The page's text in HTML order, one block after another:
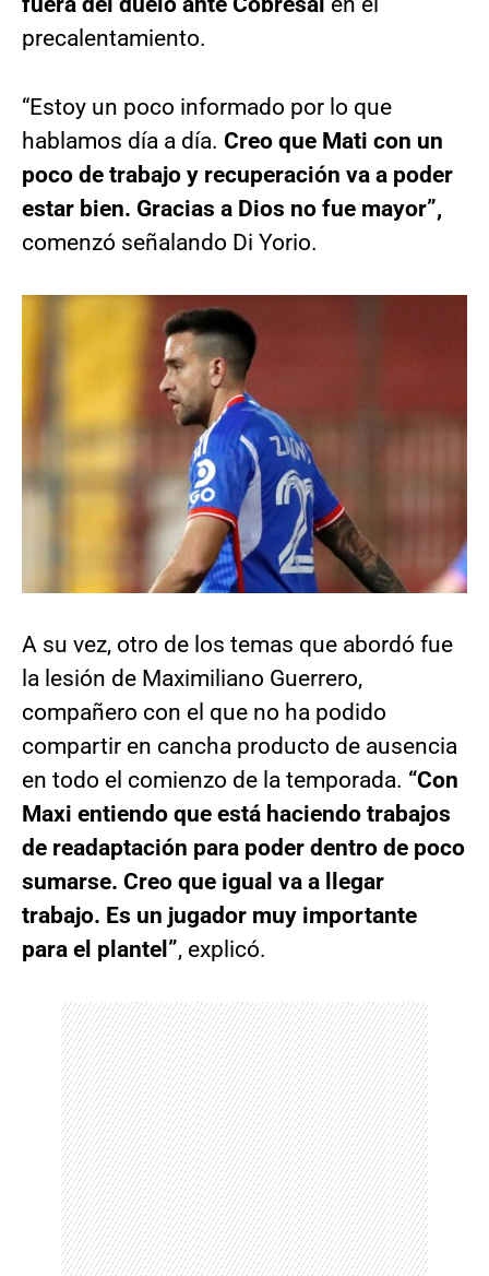
precalentamiento.
“Estoy un poco informado por lo que
hablamos día a día. Creo que Mati con un
poco de trabajo y recuperación va a poder
estar bien. Gracias a Dios no fue mayor”,
comenzó señalando Di Yorio.
A su vez, otro de los temas que abordó fue
la lesión de Maximiliano Guerrero,
compañero con el que no ha podido
compartir en cancha producto de ausencia
en todo el comienzo de la temporada. “Con
Maxi entiendo que está haciendo trabajos
de readaptación para poder dentro de poco
sumarse. Creo que igual va a llegar
trabajo. Es un jugador muy importante
para el plantel”, explicó.